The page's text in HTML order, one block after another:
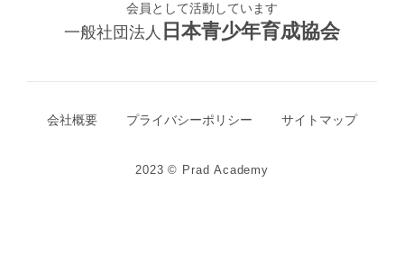
会員として活動しています
一般社団法人 日本青少年育成協会
会社概要 プライバシーポリシー サイトマップ
2023 © Prad Academy